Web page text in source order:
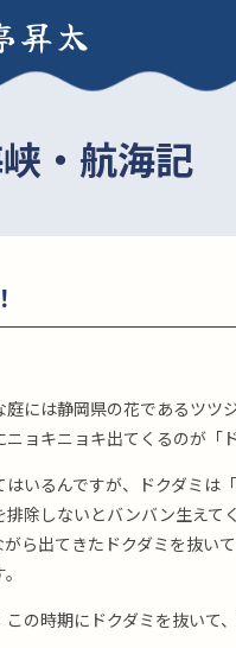
昇太
・航海記
には静岡県の花であるツツ
ョキニョキ出てくるのが「
いるんですが、ドクダミは
排除しないとバンバン生えて
ら出てきたドクダミを抜い
の時期にドクダミを抜いて